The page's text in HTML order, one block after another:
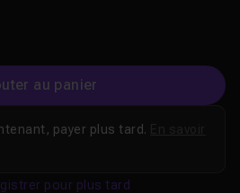
au panier
payer plus tard.
pour plus tard